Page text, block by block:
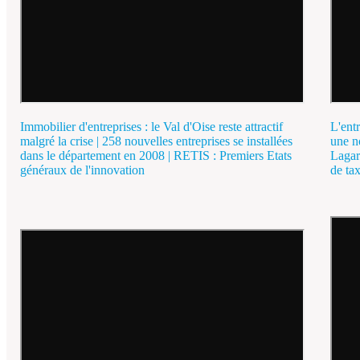
Immobilier d'entreprises : le Val d'Oise reste attractif
malgré la crise | 258 nouvelles entreprises se installées
dans le département en 2008 | RETIS : Premiers Etats
généraux de l'innovation
une
de